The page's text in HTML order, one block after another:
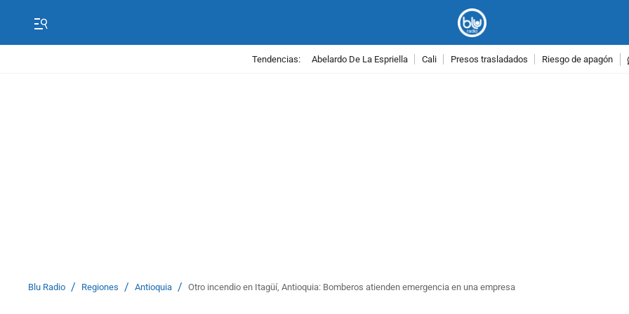
Tendencias: Abelardo De La Espriella Cali Presos trasladados Riesgo de apagón
Blu Radio / Regiones / Antioquia / Otro incendio en Itagüí, Antioquia: Bomberos atienden emergencia en una empresa